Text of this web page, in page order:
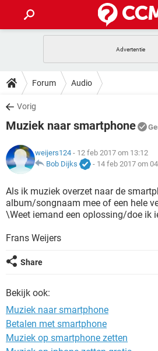
INSTAGRAM
NETFLIX
GRATIS
TIKTOK
HOW-TO
VIDEOBELLEN
GRATIS
TIKTOK
DOWNLOADS
VIDEOBELLEN
INSTAGRAM
NETFLIX
GRATIS
TIKTOK
VIDEOBELLEN
INSTAGRAM
NETFLIX
GRATIS
TIKTOK
ARTIKELEN
VIDEOBELLEN
INSTAGRAM
TIKTOK
Forum Audio
Vorig
Muziek naar smartphone
weijers124 - 12 feb 2017 om 13:12
Bob Dijks
- 14 feb 2017 om
Als ik muziek overzet naar de
album/songnaam mee of een hele
\Weet iemand een oplossing/doe ik
Frans Weijers
Share
Bekijk ook:
Muziek naar smartphone
Betalen met smartphone
Muziek op smartphone zetten